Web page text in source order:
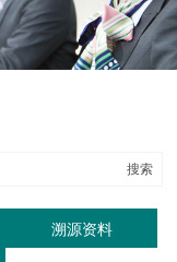
溯源资料